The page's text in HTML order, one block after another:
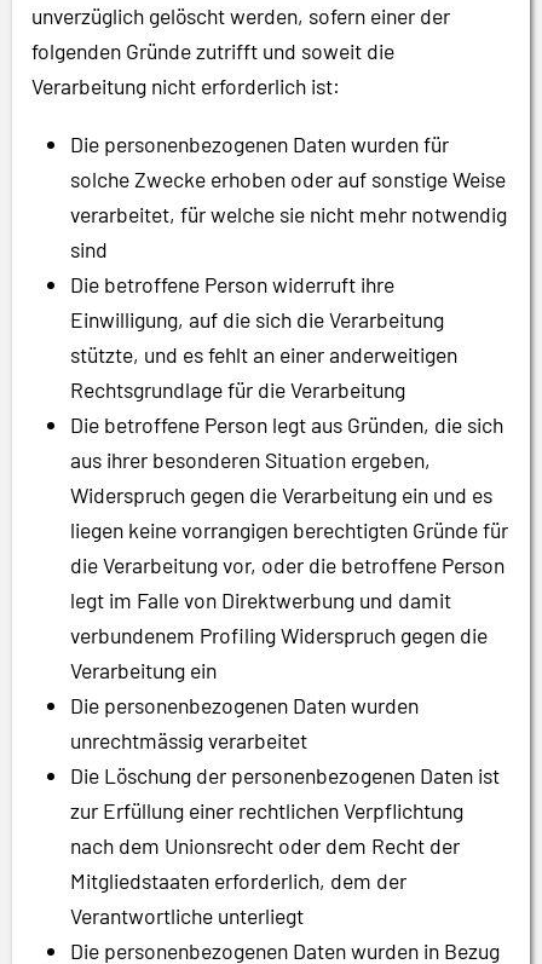
unverzüglich gelöscht werden, sofern einer der
folgenden Gründe zutrifft und soweit die
Verarbeitung nicht erforderlich ist:
Die personenbezogenen Daten wurden für
solche Zwecke erhoben oder auf sonstige Weise
verarbeitet, für welche sie nicht mehr notwendig
sind
Die betroffene Person widerruft ihre
Einwilligung, auf die sich die Verarbeitung
stützte, und es fehlt an einer anderweitigen
Rechtsgrundlage für die Verarbeitung
Die betroffene Person legt aus Gründen, die sich
aus ihrer besonderen Situation ergeben,
Widerspruch gegen die Verarbeitung ein und es
liegen keine vorrangigen berechtigten Gründe für
die Verarbeitung vor, oder die betroffene Person
legt im Falle von Direktwerbung und damit
verbundenem Profiling Widerspruch gegen die
Verarbeitung ein
Die personenbezogenen Daten wurden
unrechtmässig verarbeitet
Die Löschung der personenbezogenen Daten ist
zur Erfüllung einer rechtlichen Verpflichtung
nach dem Unionsrecht oder dem Recht der
Mitgliedstaaten erforderlich, dem der
Verantwortliche unterliegt
Die personenbezogenen Daten wurden in Bezug